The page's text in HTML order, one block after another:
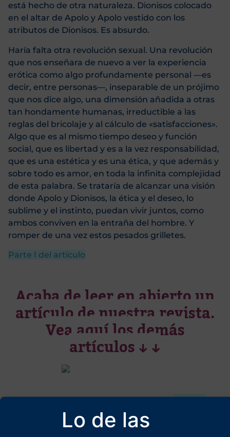
Lo de las
está hecho de otra naturaleza. Dionisos colocado
en el altar de Apolo y Apolo vestido con los
atributos de Dionisos. Es absurdo.
Haría falta otra revolución sexual. Una revolución
que nos enseñara de nuevo a ver la experiencia
erótica como algo profundamente personal —es
decir, entre personas—, inseparable de un prójimo
que nos dice algo, una dimensión añadida a otras
tan hondamente humanas, irreductible a las
reglas del bricolaje y al cálculo de «satisfacciones».
Algo que es al mismo tiempo deseo y función
social, que es libertad y es a la vez responsabilidad,
que es una estética y es una ética, y que además y
sobre todo es amor, en toda la infinita complejidad
de esta palabra. Se trataría de alcanzar una visión
donde Apolo y Dionisos, la ética y el deseo, lo
sublime y el instinto, puedan vivir juntos, como
ambos conviven en la entraña del hombre. Y
romper de una vez estos pesados grilletes.
Parte I del artículo
Acaba de leer en abierto un
artículo de nuestra revista.
Vea aquí los demás
artículos ↓ ↓
Vea los demás números.